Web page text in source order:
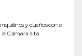
y dueños con el
la Cámara alta